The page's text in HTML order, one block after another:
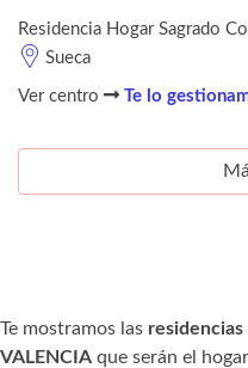
Residencia Hogar Sagrado
Sueca
Ver centro Te lo
Te mostramos las residencias
VALENCIA que serán el